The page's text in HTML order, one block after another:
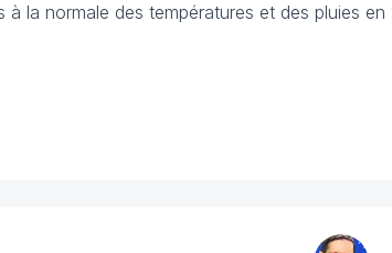
à la normale des températures et des pluies en